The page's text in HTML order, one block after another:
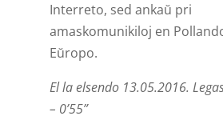
Interreto, sed ankaŭ pri
amaskomunikiloj en
Eŭropo.
El la elsendo 13.05.2016.
– 0’55”